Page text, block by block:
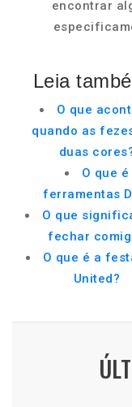
encontrar
Leia
O que
quando as
duas
O que é
ferramentas
O que
fechar
O que é a
United?